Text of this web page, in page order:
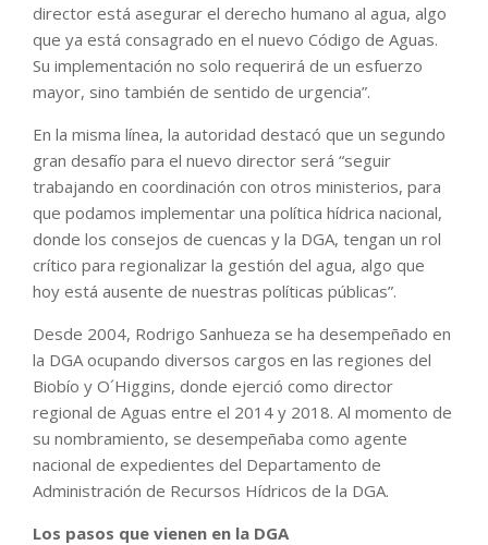
director está asegurar el derecho humano al agua, algo
que ya está consagrado en el nuevo Código de Aguas.
Su implementación no solo requerirá de un esfuerzo
mayor, sino también de sentido de urgencia”.
En la misma línea, la autoridad destacó que un segundo
gran desafío para el nuevo director será “seguir
trabajando en coordinación con otros ministerios, para
que podamos implementar una política hídrica nacional,
donde los consejos de cuencas y la DGA, tengan un rol
crítico para regionalizar la gestión del agua, algo que
hoy está ausente de nuestras políticas públicas”.
Desde 2004, Rodrigo Sanhueza se ha desempeñado en
la DGA ocupando diversos cargos en las regiones del
Biobío y O´Higgins, donde ejerció como director
regional de Aguas entre el 2014 y 2018. Al momento de
su nombramiento, se desempeñaba como agente
nacional de expedientes del Departamento de
Administración de Recursos Hídricos de la DGA.
Los pasos que vienen en la DGA